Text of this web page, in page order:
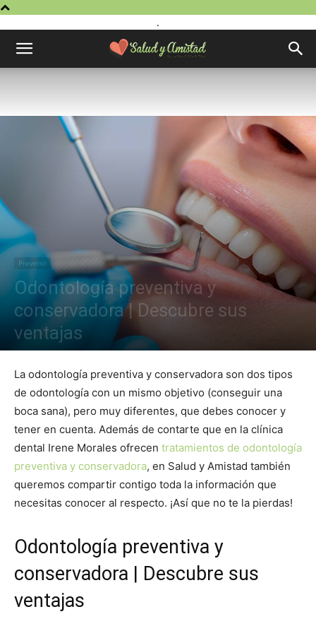
.
Prevenir
Odontología preventiva y
conservadora | Descubre sus
ventajas
La odontología preventiva y conservadora son dos tipos
de odontología con un mismo objetivo (conseguir una
boca sana), pero muy diferentes, que debes conocer y
tener en cuenta. Además de contarte que en la clínica
dental Irene Morales ofrecen tratamientos de odontología
preventiva y conservadora, en Salud y Amistad también
queremos compartir contigo toda la información que
necesitas conocer al respecto. ¡Así que no te la pierdas!
Odontología preventiva y
conservadora | Descubre sus
ventajas